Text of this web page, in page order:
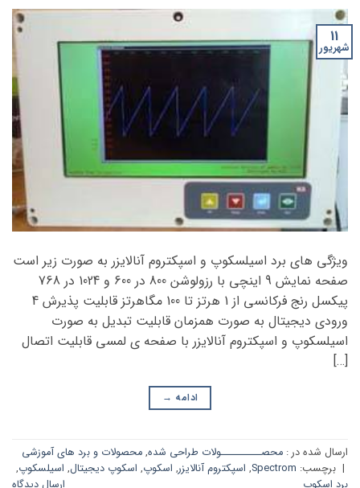
11
شهریور
ویژگی های برد اسیلسکوپ و اسپکتروم آنالایزر به صورت زیر است
صفحه نمایش 9 اینچی با رزولوشن 800 در 600 و 1024 در 768
پیکسل رنج فرکانسی از 1 هرتز تا 100 مگاهرتز قابلیت پذیرش 4
ورودی دیجیتال به صورت همزمان قابلیت تبدیل به صورت
اسیلسکوپ و اسپکتروم آنالایزر با صفحه ی لمسی قابلیت اتصال
[…]
ادامه →
ارسال شده در : محصــــــــــولات طراحی شده, محصولات و برد های آموزشی
| برچسب: Spectrom
, اسپکتروم آنالایزر, اسکوپ, اسکوپ دیجیتال, اسیلسکوپ,